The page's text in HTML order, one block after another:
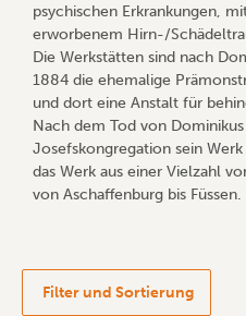
psychischen Erkrankungen,
erworbenem Hirn-/
Die Werkstätten sind nach
1884 die ehemalige
und dort eine Anstalt für
Nach dem Tod von
Josefskongregation sein
das Werk aus einer Vielzahl
von Aschaffenburg bis Füssen.
Filter und Sortierung